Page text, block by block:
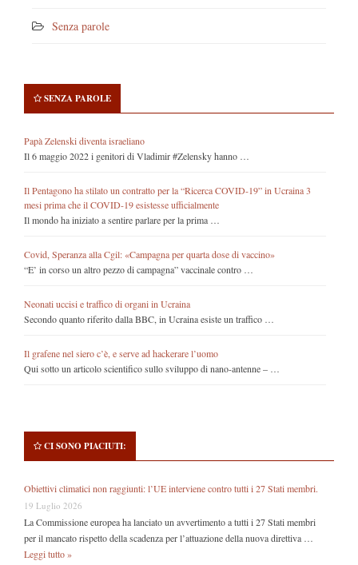
Senza parole
SENZA PAROLE
Papà Zelenski diventa israeliano
Il 6 maggio 2022 i genitori di Vladimir #Zelensky hanno …
Il Pentagono ha stilato un contratto per la “Ricerca COVID-19” in Ucraina 3
mesi prima che il COVID-19 esistesse ufficialmente
Il mondo ha iniziato a sentire parlare per la prima …
Covid, Speranza alla Cgil: «Campagna per quarta dose di vaccino»
“E’ in corso un altro pezzo di campagna” vaccinale contro …
Neonati uccisi e traffico di organi in Ucraina
Secondo quanto riferito dalla BBC, in Ucraina esiste un traffico …
Il grafene nel siero c’è, e serve ad hackerare l’uomo
Qui sotto un articolo scientifico sullo sviluppo di nano-antenne – …
CI SONO PIACIUTI:
Obiettivi climatici non raggiunti: l’UE interviene contro tutti i 27 Stati membri.
19 Luglio 2026
La Commissione europea ha lanciato un avvertimento a tutti i 27 Stati membri
per il mancato rispetto della scadenza per l’attuazione della nuova direttiva …
Leggi tutto »